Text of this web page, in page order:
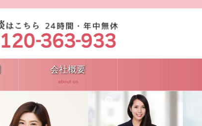
会社概要
about us